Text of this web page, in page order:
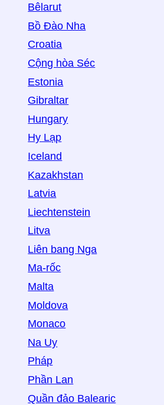
Bêlarut
Bồ Đào Nha
Croatia
Cộng hòa Séc
Estonia
Gibraltar
Hungary
Hy Lạp
Iceland
Kazakhstan
Latvia
Liechtenstein
Litva
Liên bang Nga
Ma-rốc
Malta
Moldova
Monaco
Na Uy
Pháp
Phần Lan
Quần đảo Balearic